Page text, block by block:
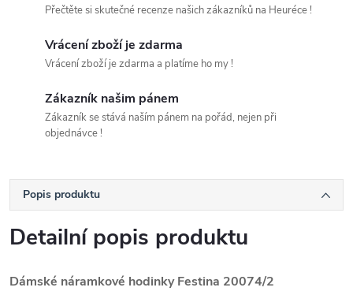
Přečtěte si skutečné recenze našich zákazníků na Heuréce !
Vrácení zboží je zdarma
Vrácení zboží je zdarma a platíme ho my !
Zákazník našim pánem
Zákazník se stává naším pánem na pořád, nejen při
objednávce !
Popis produktu
Detailní popis produktu
Dámské náramkové hodinky Festina 20074/2